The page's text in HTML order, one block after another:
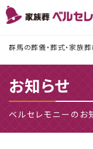
群馬の葬儀・葬式・家族
お知らせ
ベルセレモニーのお